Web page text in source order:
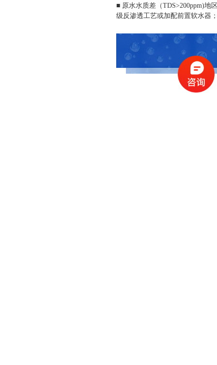
■ 原水水质差（TDS>200ppm)地
级反渗透工艺或加配前置软水器